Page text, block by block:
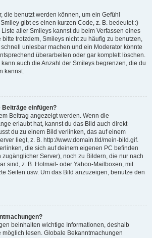
die benutzt werden können, um ein Gefühl
gibt es einen kurzen Code, z. B. bedeutet :)
aller Smileys kannst du beim Verfassen eines
bitte trotzdem, Smileys nicht zu häufig zu benutzen,
unlesbar machen und ein Moderator könnte
überarbeiten oder gar komplett löschen.
auch die Anzahl der Smileys begrenzen, die du
kannst.
Beiträge einfügen?
Beitrag angezeigt werden. Wenn die
erlaubt hat, kannst du das Bild auch direkt
du zu einem Bild verlinken, das auf einem
liegt, z. B. http://www.domain.tld/mein-bild.gif.
die sich auf deinem eigenen PC befinden
zugänglicher Server), noch zu Bildern, die nur nach
sind, z. B. Hotmail- oder Yahoo-Mailboxen, mit
Seiten usw. Um das Bild anzuzeigen, benutze den
beinhalten wichtige Informationen, deshalb
möglich lesen. Globale Bekanntmachungen